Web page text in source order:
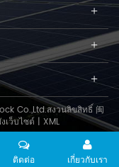
Co.,Ltd.สงวนลิขสิทธิ์ 闽
เว็บไซต์ | XML
เกี่ยวกับเรา
ติดต่อ